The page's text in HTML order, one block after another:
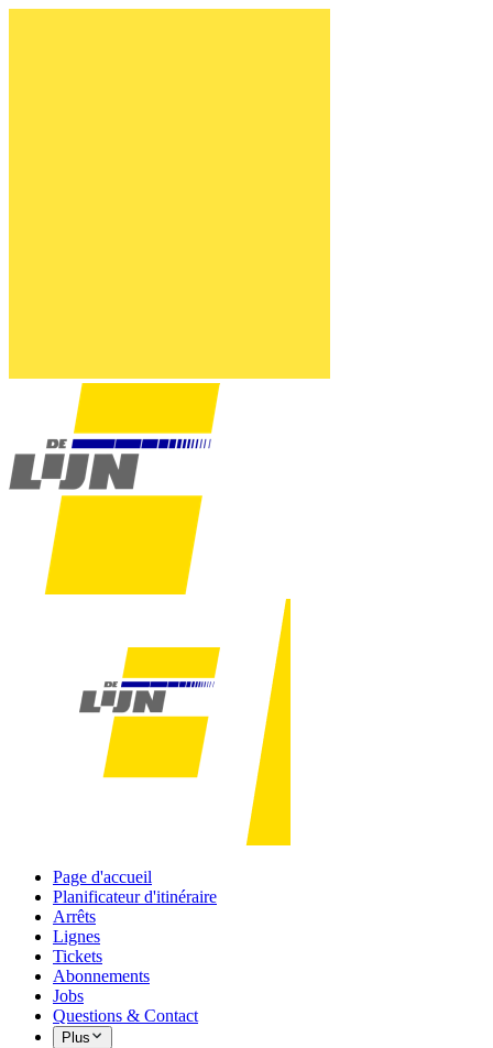
Page d'accueil
Planificateur d'itinéraire
Arrêts
Lignes
Tickets
Abonnements
Jobs
Questions & Contact
Plus